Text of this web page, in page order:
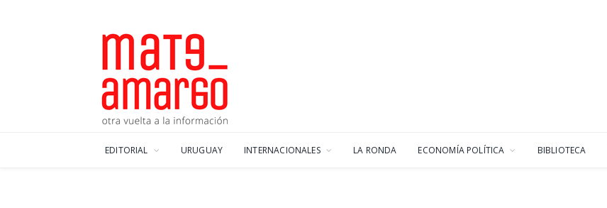
EDITORIAL URUGUAY INTERNACIONALES LA RONDA ECONOMÍA POLÍTICA BIBLIOTECA